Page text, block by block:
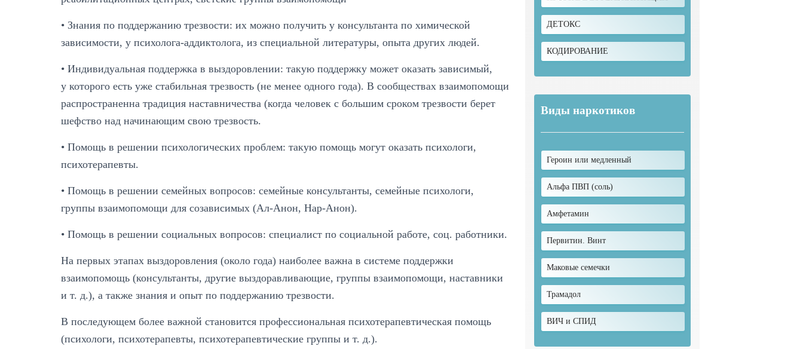
• Знания по поддержанию трезвости: их можно получить у консультанта по химической
зависимости, у психолога-аддиктолога, из специальной литературы, опыта других людей.
• Индивидуальная поддержка в выздоровлении: такую поддержку может оказать зависимый,
у которого есть уже стабильная трезвость (не менее одного года). В сообществах взаимопомощи
распространенна традиция наставничества (когда человек с большим сроком трезвости берет
шефство над начинающим свою трезвость.
• Помощь в решении психологических проблем: такую помощь могут оказать психологи,
психотерапевты.
• Помощь в решении семейных вопросов: семейные консультанты, семейные психологи,
группы взаимопомощи для созависимых (Ал-Анон, Нар-Анон).
• Помощь в решении социальных вопросов: специалист по социальной работе, соц. работники.
На первых этапах выздоровления (около года) наиболее важна в системе поддержки
взаимопомощь (консультанты, другие выздоравливающие, группы взаимопомощи, наставники
и т. д.), а также знания и опыт по поддержанию трезвости.
В последующем более важной становится профессиональная психотерапевтическая помощь
(психологи, психотерапевты, психотерапевтические группы и т. д.).
ДЕТОКС
КОДИРОВАНИЕ
Виды наркотиков
Героин или медленный
Альфа ПВП (соль)
Амфетамин
Первитин. Винт
Маковые семечки
Трамадол
ВИЧ и СПИД